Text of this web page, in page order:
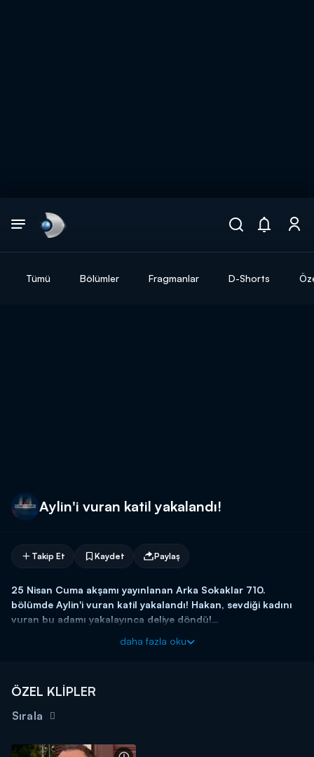
Tümü Bölümler Fragmanlar D-Shorts
Aylin'i vuran katil yakalandı!
Takip Et Kaydet Paylaş
25 Nisan Cuma akşamı yayınlanan Arka Sokaklar 710.
bölümde Aylin'i vuran katil yakalandı! Hakan, sevdiği kadını
vuran bu adamı yakalayınca deliye döndü!
Arka Sokaklar yeni bölümleriyle cuma akşamları 20.00'da
daha fazla oku
ÖZEL KLİPLER
Sırala